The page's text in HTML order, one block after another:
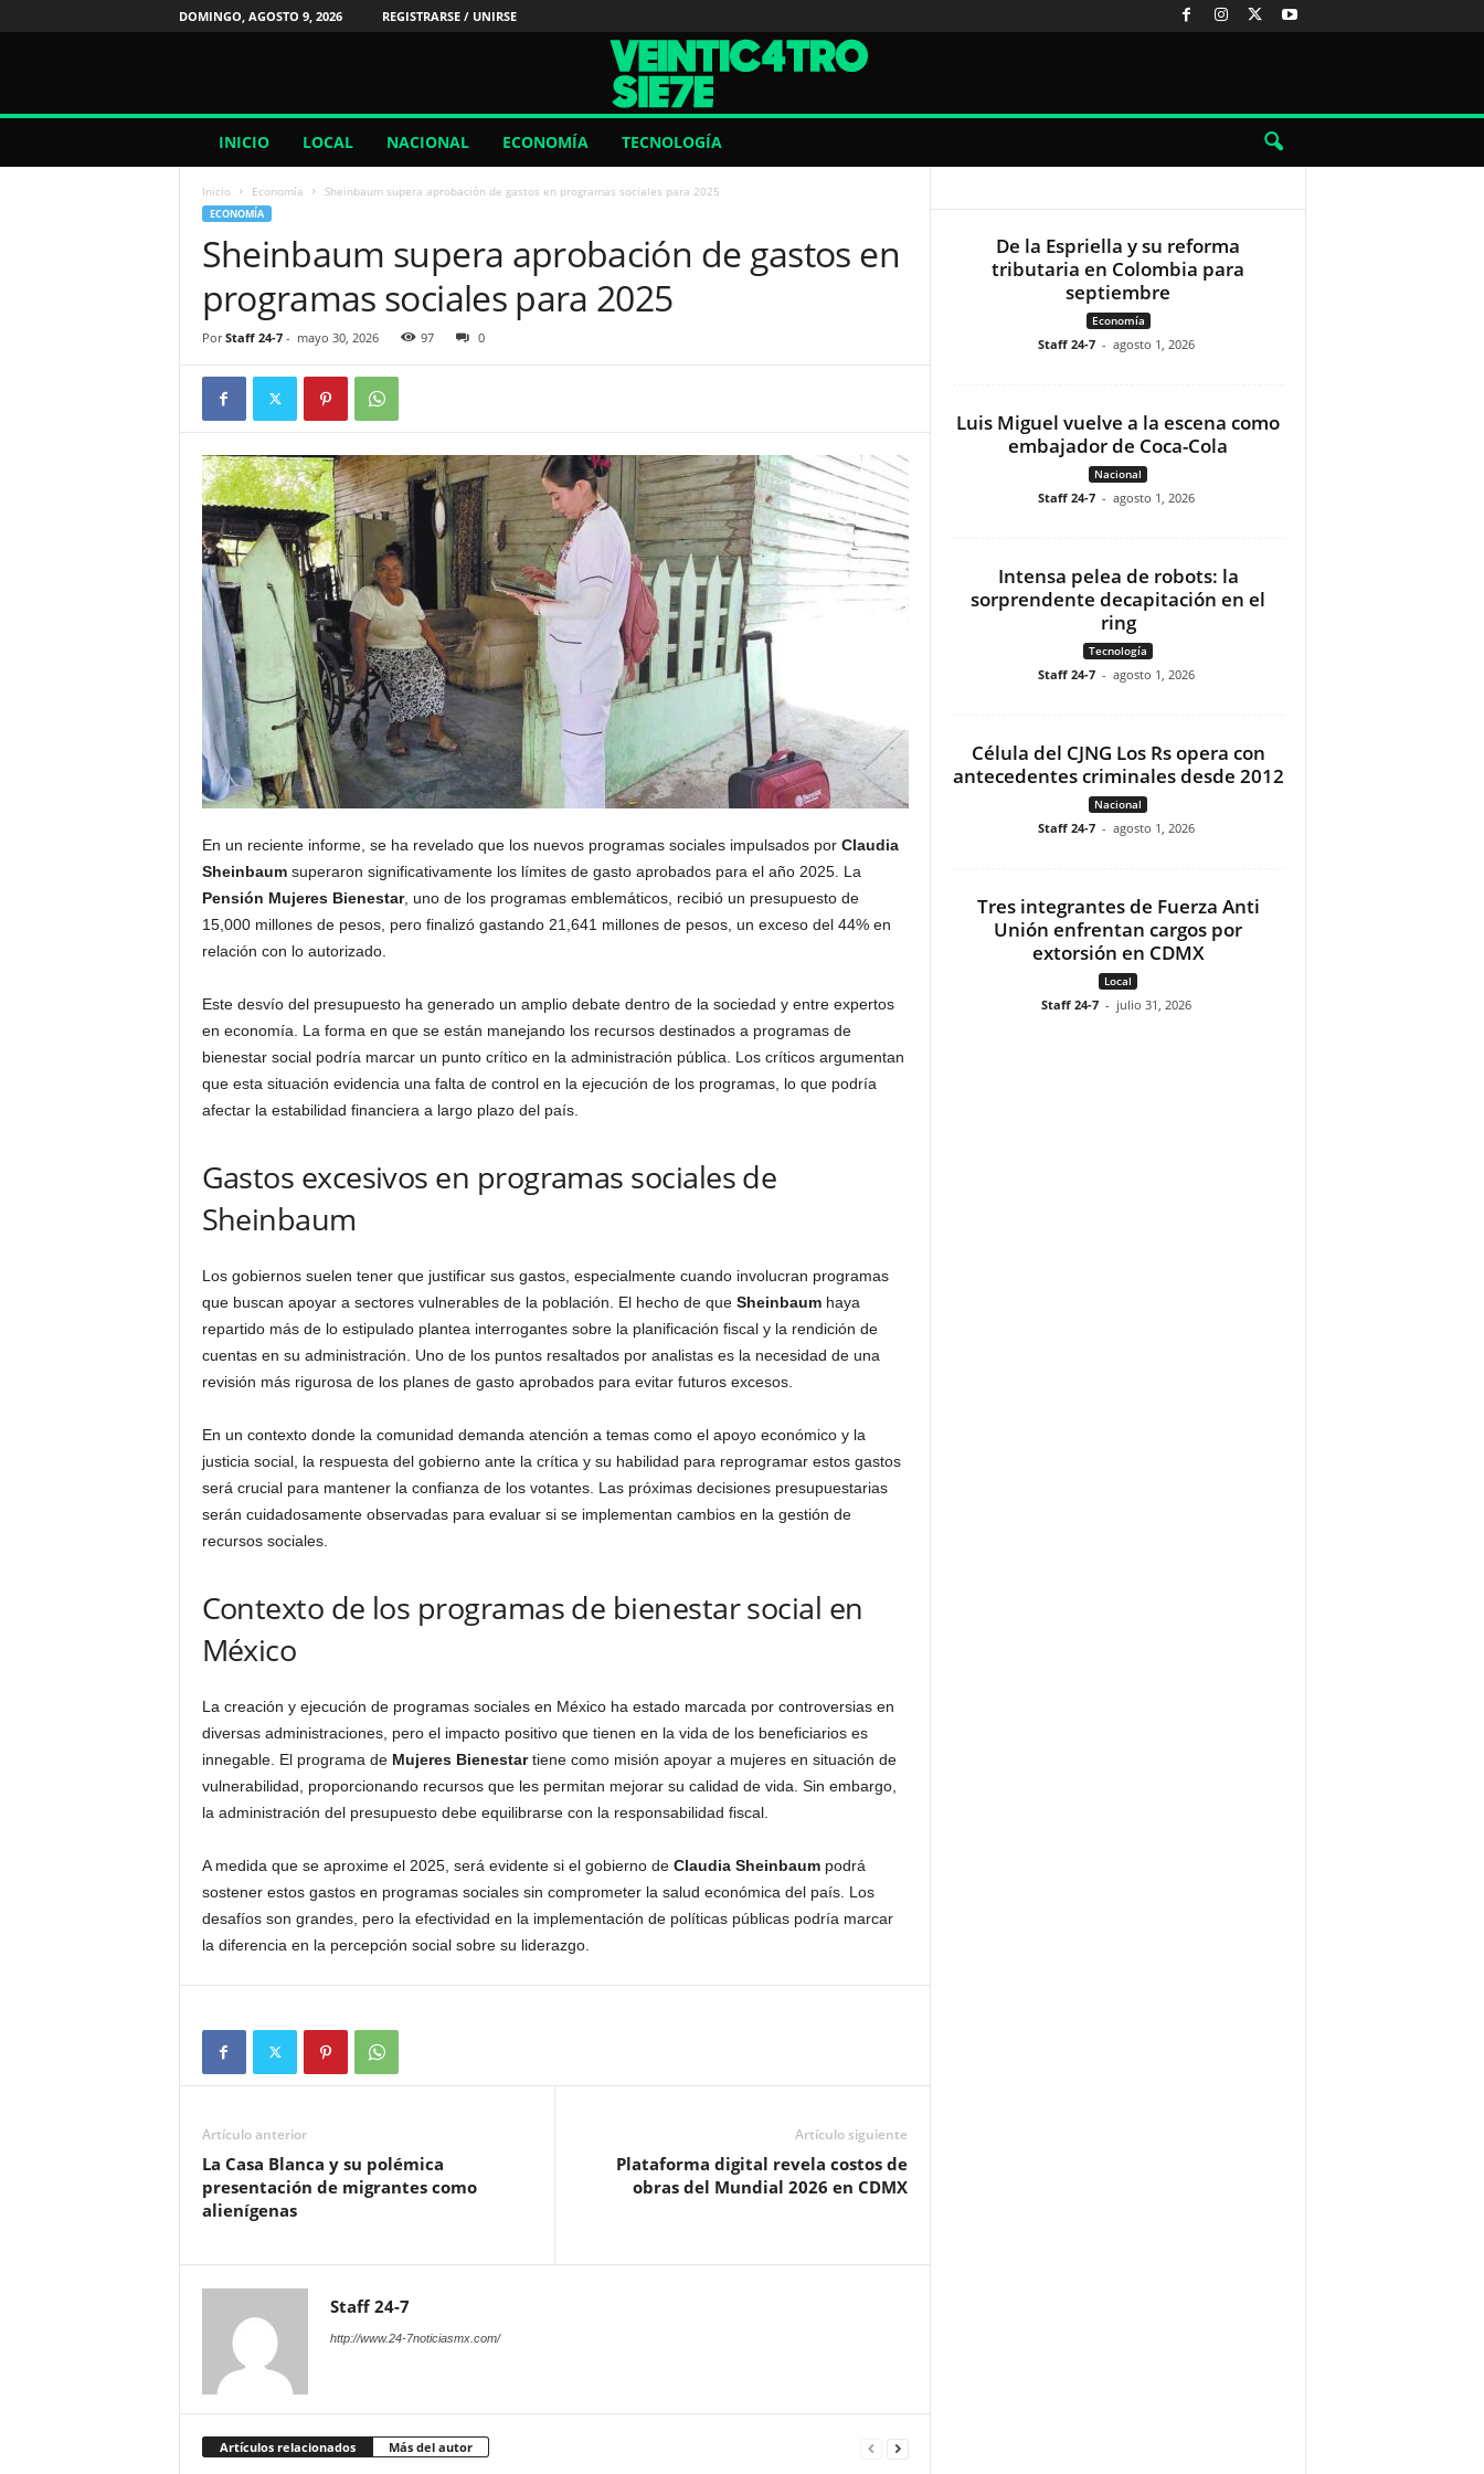
DOMINGO, AGOSTO 9, 2026 REGISTRARSE / UNIRSE
/
INICIO LOCAL NACIONAL ECONOMÍA TECNOLOGÍA
Inicio Economía Sheinbaum supera aprobación de gastos en programas sociales para 2025
ECONOMÍA
Sheinbaum supera aprobación de gastos en
programas sociales para 2025
Por Staff 24-7- mayo 30, 2026 97 0
En un reciente informe, se ha revelado que los nuevos programas sociales impulsados por Claudia
Sheinbaumsuperaron significativamente los límites de gasto aprobados para el año 2025. La
Pensión Mujeres Bienestar, uno de los programas emblemáticos, recibió un presupuesto de
15,000 millones de pesos, pero finalizó gastando 21,641 millones de pesos, un exceso del 44% en
relación con lo autorizado.
Este desvío del presupuesto ha generado un amplio debate dentro de la sociedad y entre expertos
en economía. La forma en que se están manejando los recursos destinados a programas de
bienestar social podría marcar un punto crítico en la administración pública. Los críticos argumentan
que esta situación evidencia una falta de control en la ejecución de los programas, lo que podría
afectar la estabilidad financiera a largo plazo del país.
Gastos excesivos en programas sociales de
Sheinbaum
Los gobiernos suelen tener que justificar sus gastos, especialmente cuando involucran programas
que buscan apoyar a sectores vulnerables de la población. El hecho de que Sheinbaumhaya
repartido más de lo estipulado plantea interrogantes sobre la planificación fiscal y la rendición de
cuentas en su administración. Uno de los puntos resaltados por analistas es la necesidad de una
revisión más rigurosa de los planes de gasto aprobados para evitar futuros excesos.
En un contexto donde la comunidad demanda atención a temas como el apoyo económico y la
justicia social, la respuesta del gobierno ante la crítica y su habilidad para reprogramar estos gastos
será crucial para mantener la confianza de los votantes. Las próximas decisiones presupuestarias
serán cuidadosamente observadas para evaluar si se implementan cambios en la gestión de
recursos sociales.
Contexto de los programas de bienestar social en
México
La creación y ejecución de programas sociales en México ha estado marcada por controversias en
diversas administraciones, pero el impacto positivo que tienen en la vida de los beneficiarios es
innegable. El programa de Mujeres Bienestartiene como misión apoyar a mujeres en situación de
vulnerabilidad, proporcionando recursos que les permitan mejorar su calidad de vida. Sin embargo,
la administración del presupuesto debe equilibrarse con la responsabilidad fiscal.
A medida que se aproxime el 2025, será evidente si el gobierno de Claudia Sheinbaumpodrá
sostener estos gastos en programas sociales sin comprometer la salud económica del país. Los
desafíos son grandes, pero la efectividad en la implementación de políticas públicas podría marcar
la diferencia en la percepción social sobre su liderazgo.
Artículo anterior
La Casa Blanca y su polémica
presentación de migrantes como
alienígenas
Artículo siguiente
Plataforma digital revela costos de
obras del Mundial 2026 en CDMX
Staff 24-7
http://www.24-7noticiasmx.com/
Artículos relacionados Más del autor
De la Espriella y su reforma
tributaria en Colombia para
septiembre
Economía
Staff 24-7 - agosto 1, 2026
Luis Miguel vuelve a la escena como
embajador de Coca-Cola
Nacional
Staff 24-7 - agosto 1, 2026
Intensa pelea de robots: la
sorprendente decapitación en el
ring
Tecnología
Staff 24-7 - agosto 1, 2026
Célula del CJNG Los Rs opera con
antecedentes criminales desde 2012
Nacional
Staff 24-7 - agosto 1, 2026
Tres integrantes de Fuerza Anti
Unión enfrentan cargos por
extorsión en CDMX
Local
Staff 24-7 - julio 31, 2026